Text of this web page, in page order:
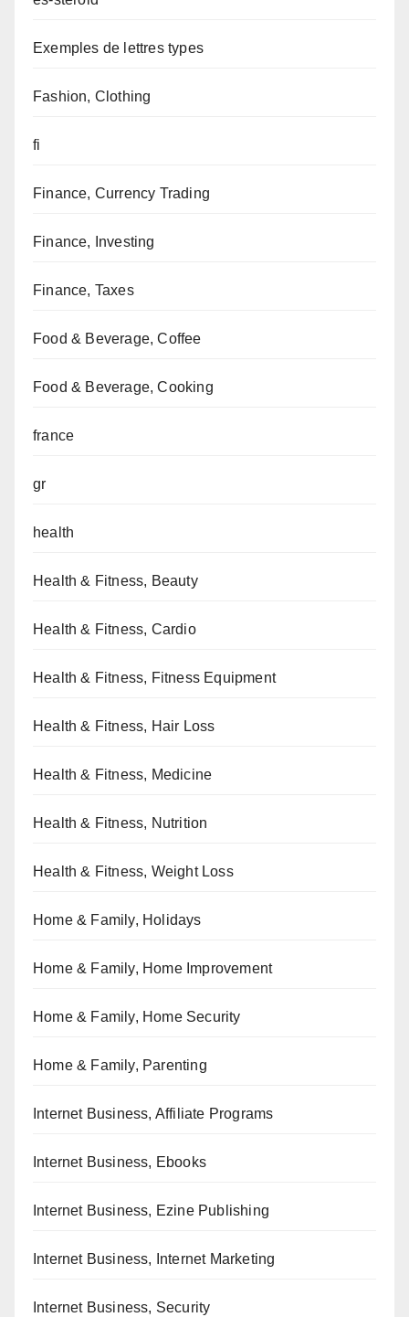
Exemples de lettres types
Fashion, Clothing
fi
Finance, Currency Trading
Finance, Investing
Finance, Taxes
Food & Beverage, Coffee
Food & Beverage, Cooking
france
gr
health
Health & Fitness, Beauty
Health & Fitness, Cardio
Health & Fitness, Fitness Equipment
Health & Fitness, Hair Loss
Health & Fitness, Medicine
Health & Fitness, Nutrition
Health & Fitness, Weight Loss
Home & Family, Holidays
Home & Family, Home Improvement
Home & Family, Home Security
Home & Family, Parenting
Internet Business, Affiliate Programs
Internet Business, Ebooks
Internet Business, Ezine Publishing
Internet Business, Internet Marketing
Internet Business, Security